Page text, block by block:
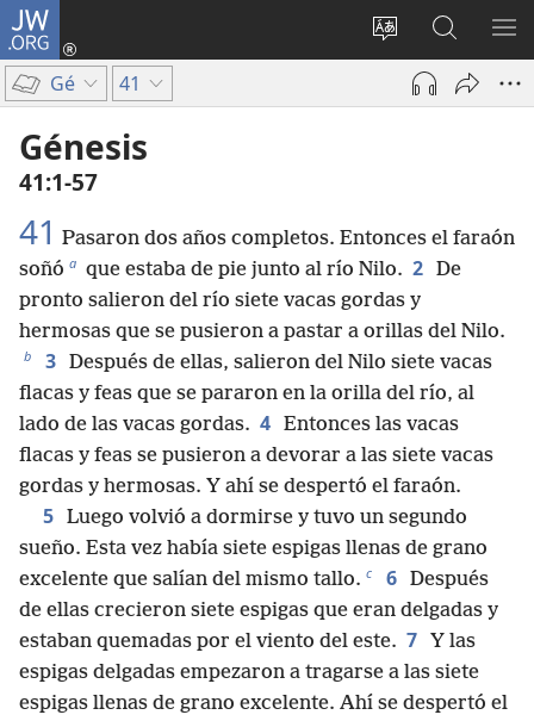
JW.ORG
Cambiar
idioma
del sitio
Iniciar
sesión
en
jw.org
Gé 41
Génesis
41:1-57
41 Pasaron dos años completos. Entonces el faraón
soñó a que estaba de pie junto al río Nilo. 2 De
pronto salieron del río siete vacas gordas y
hermosas que se pusieron a pastar a orillas del Nilo.
b 3 Después de ellas, salieron del Nilo siete vacas
flacas y feas que se pararon en la orilla del río, al
lado de las vacas gordas. 4 Entonces las vacas
flacas y feas se pusieron a devorar a las siete vacas
gordas y hermosas. Y ahí se despertó el faraón.
5 Luego volvió a dormirse y tuvo un segundo
sueño. Esta vez había siete espigas llenas de grano
excelente que salían del mismo tallo. c 6 Después
de ellas crecieron siete espigas que eran delgadas y
estaban quemadas por el viento del este. 7 Y las
espigas delgadas empezaron a tragarse a las siete
espigas llenas de grano excelente. Ahí se despertó el